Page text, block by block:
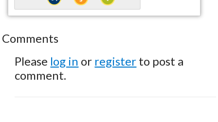
Comments
Please log in or register to post a
comment.